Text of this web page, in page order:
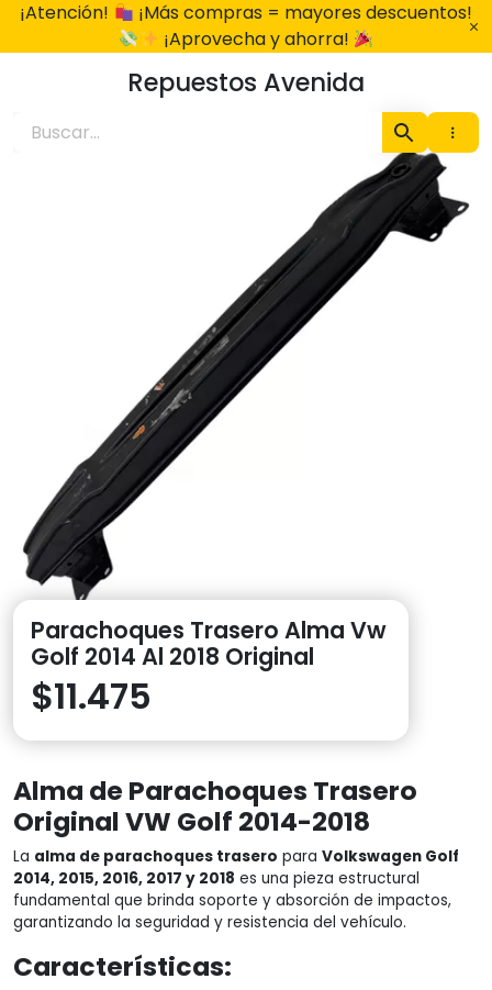
¡Atención!
¡Más compras = mayores descuentos!
¡Aprovecha y ahorra!
Repuestos Avenida
Parachoques Trasero Alma Vw
Golf 2014 Al 2018 Original
$11.475
Alma de Parachoques Trasero
Original VW Golf 2014-2018
La alma de parachoques trasero para Volkswagen Golf
2014, 2015, 2016, 2017 y 2018 es una pieza estructural
fundamental que brinda soporte y absorción de impactos,
garantizando la seguridad y resistencia del vehículo.
Características: